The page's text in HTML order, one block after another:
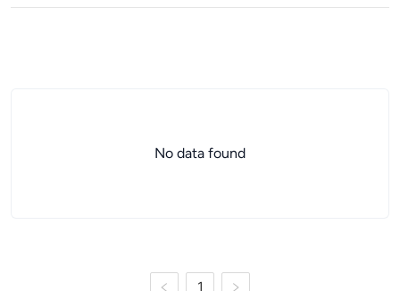
No data found
1